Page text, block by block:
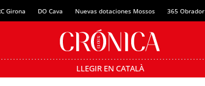
Girona DO Cava Nuevas dotaciones Mossos 365 Obrador
LLEGIR EN CATALÀ